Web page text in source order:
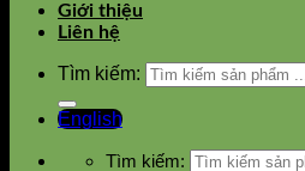
Giới thiệu
Liên hệ
Tìm kiếm:
English
Tìm kiếm: